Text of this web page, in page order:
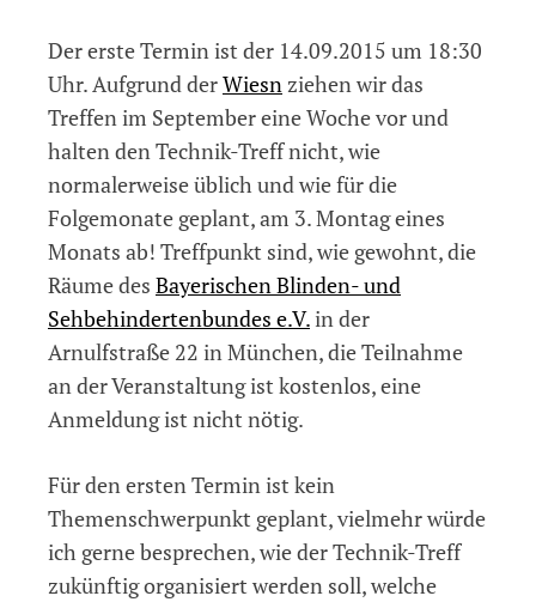
Der erste Termin ist der 14.09.2015 um 18:30
Uhr. Aufgrund derWiesn ziehen wir das
Treffen im September eine Woche vor und
halten den Technik-Treff nicht, wie
normalerweise üblich und wie für die
Folgemonate geplant, am 3. Montag eines
Monats ab! Treffpunkt sind, wie gewohnt, die
Räume des Bayerischen Blinden- und
Sehbehindertenbundes e.V. in der
Arnulfstraße 22 in München, die Teilnahme
an der Veranstaltung ist kostenlos, eine
Anmeldung ist nicht nötig.
Für den ersten Termin ist kein
Themenschwerpunkt geplant, vielmehr würde
ich gerne besprechen, wie der Technik-Treff
zukünftig organisiert werden soll, welche